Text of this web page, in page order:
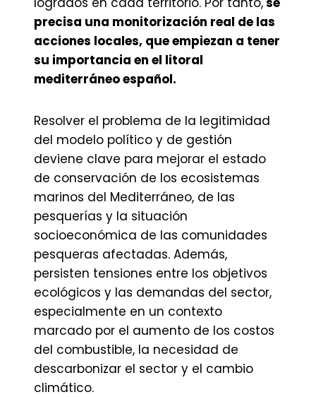
precisa una monitorización real de las
acciones locales, que empiezan a tener
su importancia en el litoral
mediterráneo español.
Resolver el problema de la legitimidad
del modelo político y de gestión
deviene clave para mejorar el estado
de conservación de los ecosistemas
marinos del Mediterráneo, de las
pesquerías y la situación
socioeconómica de las comunidades
pesqueras afectadas. Además,
persisten tensiones entre los objetivos
ecológicos y las demandas del sector,
especialmente en un contexto
marcado por el aumento de los costos
del combustible, la necesidad de
descarbonizar el sector y el cambio
climático.